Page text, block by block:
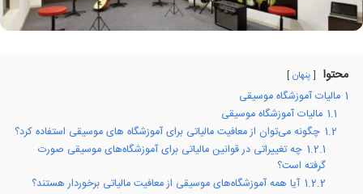
محتوا پنهان
1 مالیات آموزشگاه موسیقی
1.1 مالیات آموزشگاه موسیقی
1.2 چگونه می‌توان از معافیت مالیاتی برای آموزشگاه های موسیقی استفاده کرد؟
1.2.1 چه تغییراتی در قوانین مالیاتی برای آموزشگاه‌های موسیقی صورت
گرفته است؟
1.2.2 آیا همه آموزشگاه‌های موسیقی از معافیت مالیاتی برخوردار هستند؟